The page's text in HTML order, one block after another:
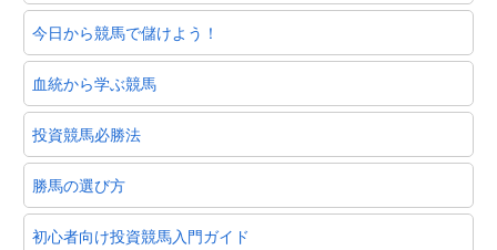
今日から競馬で儲けよう！
血統から学ぶ競馬
投資競馬必勝法
勝馬の選び方
初心者向け投資競馬入門ガイド